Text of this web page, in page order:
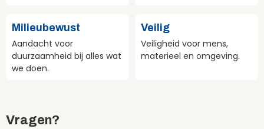
Milieubewust
Aandacht voor
duurzaamheid bij alles wat
we doen.
Veilig
Veiligheid voor mens,
materieel en omgeving.
Vragen?